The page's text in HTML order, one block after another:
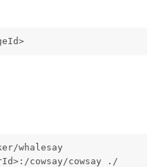
whalesay
cowsay/cowsay ./